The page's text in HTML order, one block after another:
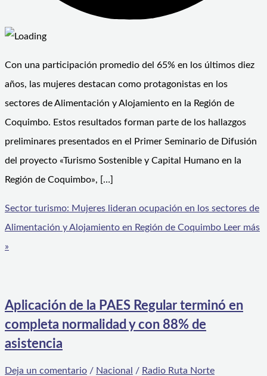
Con una participación promedio del 65% en los últimos diez
años, las mujeres destacan como protagonistas en los
sectores de Alimentación y Alojamiento en la Región de
Coquimbo. Estos resultados forman parte de los hallazgos
preliminares presentados en el Primer Seminario de Difusión
del proyecto «Turismo Sostenible y Capital Humano en la
Región de Coquimbo», […]
Sector turismo: Mujeres lideran ocupación en los sectores de
Alimentación y Alojamiento en Región de Coquimbo Leer más
»
Aplicación de la PAES Regular terminó en
completa normalidad y con 88% de
asistencia
Deja un comentario / Nacional / Radio Ruta Norte